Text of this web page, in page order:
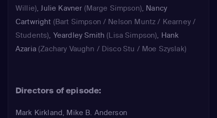
Willie),Julie Kavner (Marge Simpson), Nancy
Cartwright (Bart Simpson / Nelson Muntz / Kearney /
Students), Yeardley Smith (Lisa Simpson), Hank
Azaria(Zachary Vaughn / Disco Stu / Moe Szyslak)
Directors of episode:
Mark Kirkland, Mike B. Anderson